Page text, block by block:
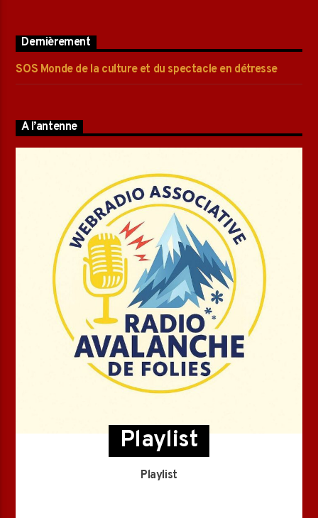
Dernièrement
SOS Monde de la culture et du spectacle en détresse
A l’antenne
Playlist
Playlist